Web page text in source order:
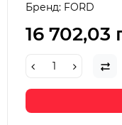
Бренд: FORD
16 702,03